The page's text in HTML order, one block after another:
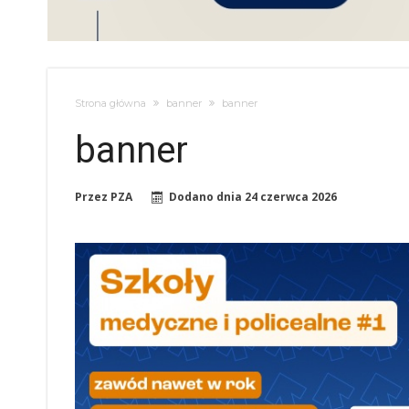
Strona główna banner banner
banner
Przez PZA Dodano dnia 24 czerwca 2026